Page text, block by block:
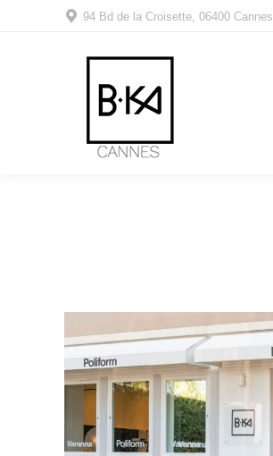
94 Bd de la Croisette, 06400 Cannes